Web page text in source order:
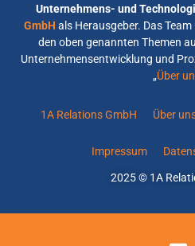
Unternehmens- und
GmbH als Herausgeber. Das
den oben genannten Themen
Unternehmensentwicklung und
„Über
1A Relations GmbH Über
Impressum
2025 © 1A